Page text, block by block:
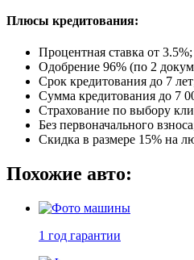
Плюсы кредитования:
Процентная ставка от 3.5%;
Одобрение 96% (по 2
Срок кредитования до 7
Сумма кредитования до 7
Страхование по выбору
Без первоначального
Скидка в размере 15% на
Похожие авто:
1 год гарантии